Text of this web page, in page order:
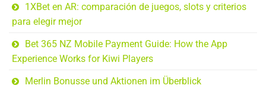
1XBet en AR: comparación de juegos, slots y criterios
para elegir mejor
Bet 365 NZ Mobile Payment Guide: How the App
Experience Works for Kiwi Players
Merlin Bonusse und Aktionen im Überblick